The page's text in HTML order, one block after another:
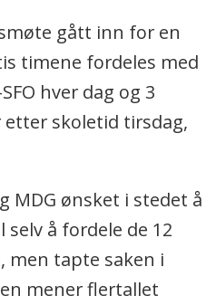
gått inn for en
timene fordeles med
hver dag og 3
skoletid tirsdag,
MDG ønsket i stedet å
å fordele de 12
men tapte saken i
mener flertallet